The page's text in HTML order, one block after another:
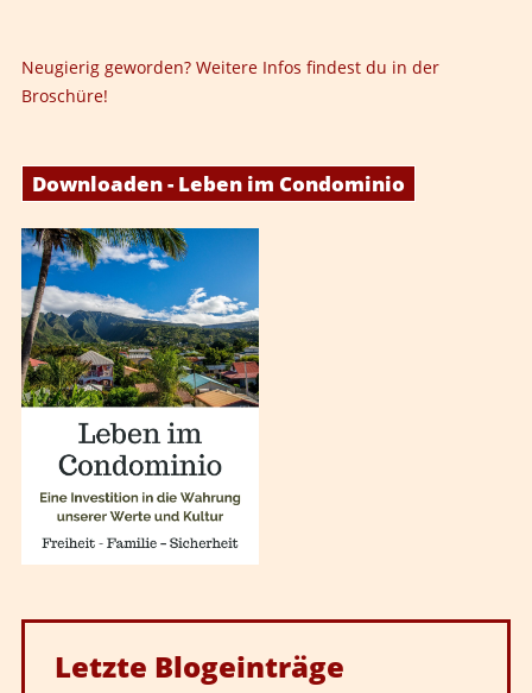
Neugierig geworden? Weitere Infos findest du in der
Broschüre!
Downloaden - Leben im Condominio
Letzte Blogeinträge